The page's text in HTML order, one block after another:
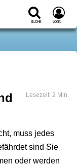
Suche Login
Lesezeit: 2 Min.
muss jedes
sind Sie
oder werden